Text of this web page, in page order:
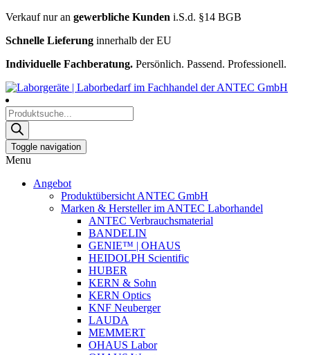
Verkauf nur an gewerbliche Kunden i.S.d. §14 BGB
Schnelle Lieferung innerhalb der EU
Individuelle Fachberatung. Persönlich. Passend. Professionell.
Products
search
Toggle navigation
Menu
Angebot
Produktübersicht ANTEC GmbH
Marken & Hersteller im ANTEC Laborhandel
ANTEC Verbrauchsmaterial
BANDELIN
GENIE™ | OHAUS
HEIDOLPH Scientific
HUBER
KERN & Sohn
KERN Optics
KNF Neuberger
LAUDA
MEMMERT
OHAUS Labor